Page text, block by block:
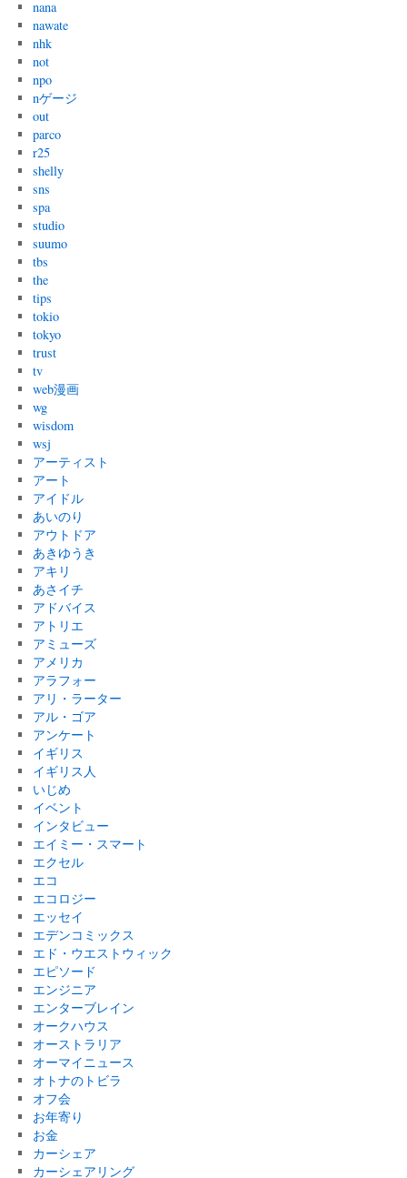
nana
nawate
nhk
not
npo
nゲージ
out
parco
r25
shelly
sns
spa
studio
suumo
tbs
the
tips
tokio
tokyo
trust
tv
web漫画
wg
wisdom
wsj
アーティスト
アート
アイドル
あいのり
アウトドア
あきゆうき
アキリ
あさイチ
アドバイス
アトリエ
アミューズ
アメリカ
アラフォー
アリ・ラーター
アル・ゴア
アンケート
イギリス
イギリス人
いじめ
イベント
インタビュー
エイミー・スマート
エクセル
エコ
エコロジー
エッセイ
エデンコミックス
エド・ウエストウィック
エピソード
エンジニア
エンターブレイン
オークハウス
オーストラリア
オーマイニュース
オトナのトビラ
オフ会
お年寄り
お金
カーシェア
カーシェアリング